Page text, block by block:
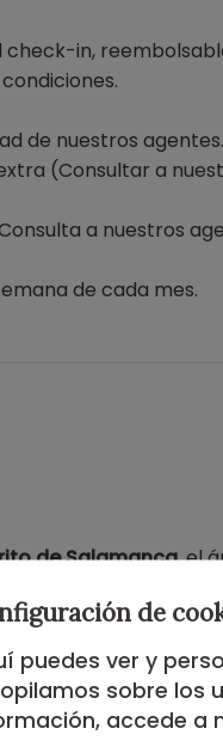
in,
de nuestros
(Consultar a
a nuestros
de cada mes.
de Salamanca, el
principales
oferta
de su proximidad al
y una
de
puedes ver y
sobre los
accede a